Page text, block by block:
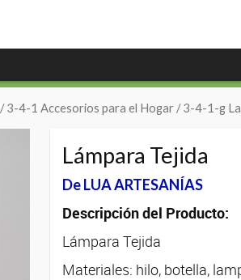
/3-4-1 Accesorios para el Hogar /3-4-1-g
Lámpara Tejida
De LUA ARTESANÍAS
Descripción del Producto:
Lámpara Tejida
Materiales: hilo, botella,